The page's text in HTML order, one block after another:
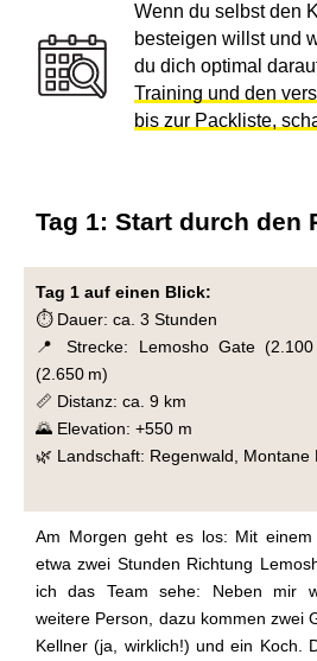
Wenn du selbst den
besteigen willst und
du dich optimal
Training und den
bis zur Packliste,
Tag 1: Start durch den
Tag 1 auf einen Blick:
⏱️ Dauer: ca. 3 Stunden
📍 Strecke: Lemosho Gate
(2.650 m)
📏 Distanz: ca. 9 km
🌄 Elevation: +550 m
🌿 Landschaft: Regenwald, Montane
Am Morgen geht es los: Mit
etwa zwei Stunden Richtung
ich das Team sehe: Neben mir
weitere Person, dazu kommen zwei
Kellner (ja, wirklich!) und ein Koch.